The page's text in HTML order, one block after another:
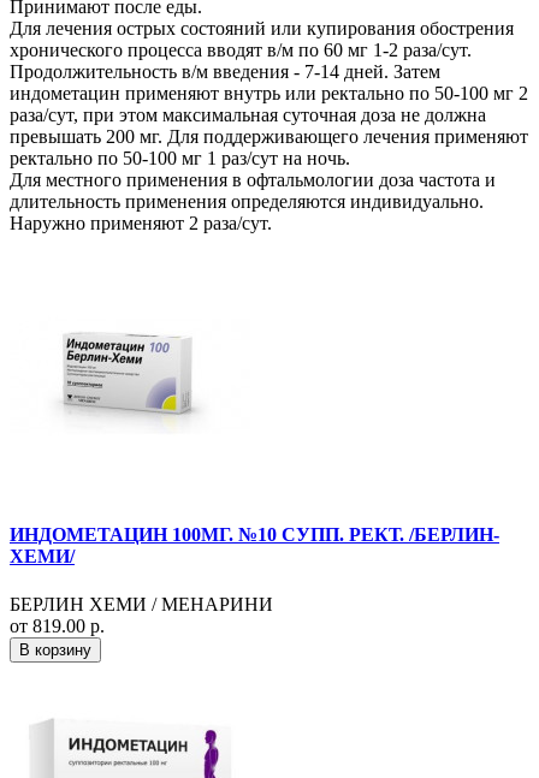
Принимают после еды.
Для лечения острых состояний или купирования обострения
хронического процесса вводят в/м по 60 мг 1-2 раза/сут.
Продолжительность в/м введения - 7-14 дней. Затем
индометацин применяют внутрь или ректально по 50-100 мг 2
раза/сут, при этом максимальная суточная доза не должна
превышать 200 мг. Для поддерживающего лечения применяют
ректально по 50-100 мг 1 раз/сут на ночь.
Для местного применения в офтальмологии доза частота и
длительность применения определяются индивидуально.
Наружно применяют 2 раза/сут.
ИНДОМЕТАЦИН 100МГ. №10 СУПП. РЕКТ. /БЕРЛИН-
ХЕМИ/
БЕРЛИН ХЕМИ / МЕНАРИНИ
от 819.00 р.
В корзину